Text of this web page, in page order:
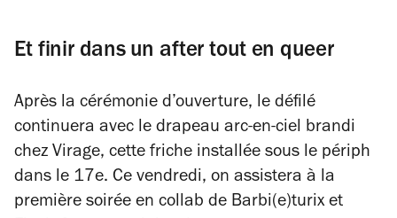
Et finir dans un after tout en queer
Après la cérémonie d’ouverture, le défilé
continuera avec le drapeau arc-en-ciel brandi
chez Virage, cette friche installée sous le périph
dans le 17e. Ce vendredi, on assistera à la
première soirée en collab de Barbi(e)turix et